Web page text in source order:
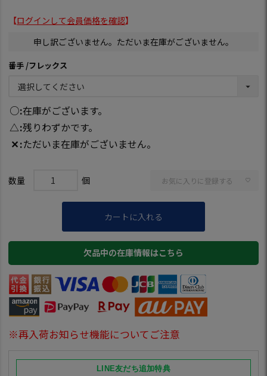
【ログインして会員価格を確認】
申し訳ございません。ただいま在庫がございません。
番手 フレックス
○ 在庫がございます。
△ 残りわずかです。
✕ ただいま在庫がございません。
お気に入りに登録する
カートに入れる
欠品中の在庫情報はこちら
※再入荷お知らせ機能についてご注意
LINE友だち追加特典